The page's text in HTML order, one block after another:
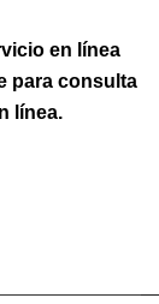
en línea
para consulta
línea.